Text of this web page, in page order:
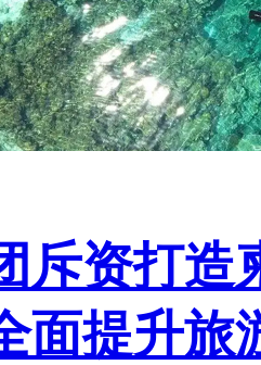
斥资打造
面提升旅